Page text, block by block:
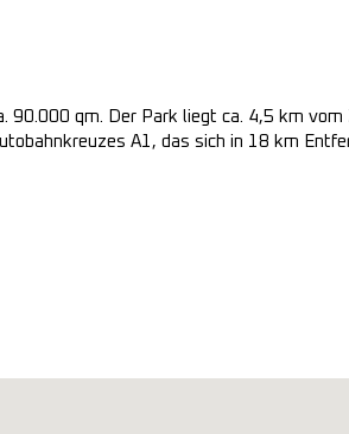
90.000 qm. Der Park liegt ca. 4,5 km vom
A1, das sich in 18 km